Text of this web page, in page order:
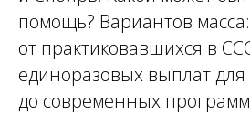
помощь? Вариантов масса:
от практиковавшихся в
единоразовых выплат
до современных